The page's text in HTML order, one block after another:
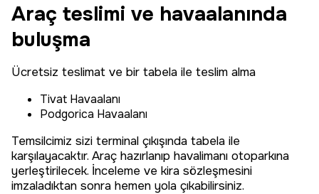
Araç teslimi ve havaalanında
buluşma
Ücretsiz teslimat ve bir tabela ile teslim alma
Tivat Havaalanı
Podgorica Havaalanı
Temsilcimiz sizi terminal çıkışında tabela ile
karşılayacaktır. Araç hazırlanıp havalimanı otoparkına
yerleştirilecek. İnceleme ve kira sözleşmesini
imzaladıktan sonra hemen yola çıkabilirsiniz.